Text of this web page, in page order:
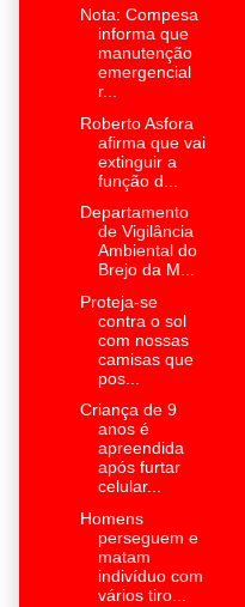
Nota: Compesa
informa que
manutenção
emergencial
r...
Roberto Asfora
afirma que vai
extinguir a
função d...
Departamento
de Vigilância
Ambiental do
Brejo da M...
Proteja-se
contra o sol
com nossas
camisas que
pos...
Criança de 9
anos é
apreendida
após furtar
celular...
Homens
perseguem e
matam
indivíduo com
vários tiro...